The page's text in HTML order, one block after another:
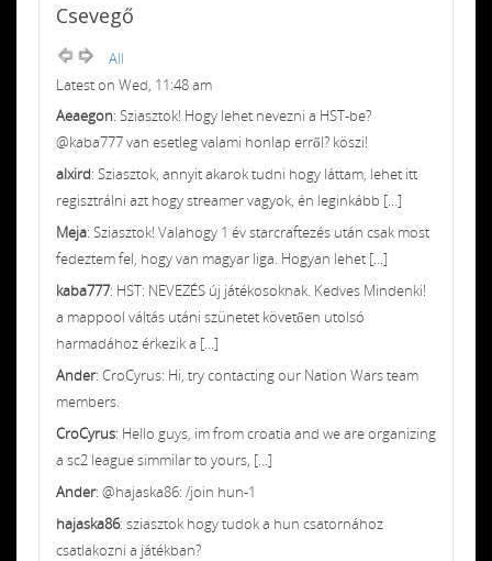
Csevegő
All
Latest on Wed, 11:48 am
Aeaegon: Sziasztok! Hogy lehet nevezni a HST-be?
@kaba777 van esetleg valami honlap erről? köszi!
alxird: Sziasztok, annyit akarok tudni hogy láttam, lehet itt
regisztrálni azt hogy streamer vagyok, én leginkább [...]
Meja: Sziasztok! Valahogy 1 év starcraftezés után csak most
fedeztem fel, hogy van magyar liga. Hogyan lehet [...]
kaba777: HST: NEVEZÉS új játékosoknak. Kedves Mindenki!
a mappool váltás utáni szünetet követően utolsó
harmadához érkezik a [...]
Ander: CroCyrus: Hi, try contacting our Nation Wars team
members.
CroCyrus: Hello guys, im from croatia and we are organizing
a sc2 league simmilar to yours, [...]
Ander: @hajaska86: /join hun-1
hajaska86: sziasztok hogy tudok a hun csatornához
csatlakozni a játékban?